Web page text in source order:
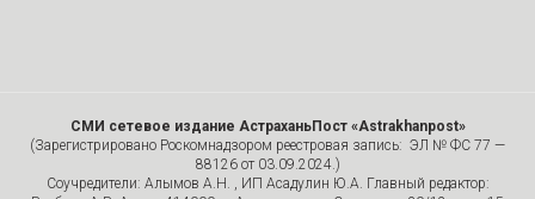
СМИ сетевое издание АстраханьПост «Astrakhanpost»
(Зарегистрировано Роскомнадзором реестровая запись: ЭЛ № ФС 77 —
88126 от 03.09.2024.)
Соучредители: Алымов А.Н. , ИП Асадулин Ю.А. Главный редактор: